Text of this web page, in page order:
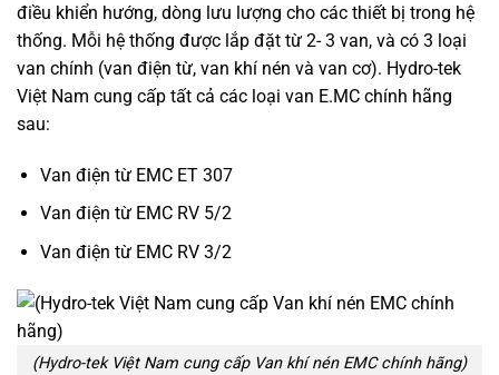
điều khiển hướng, dòng lưu lượng cho các thiết bị trong hệ
thống. Mỗi hệ thống được lắp đặt từ 2- 3 van, và có 3 loại
van chính (van điện từ, van khí nén và van cơ). Hydro-tek
Việt Nam cung cấp tất cả các loại van E.MC chính hãng
sau:
Van điện từ EMC ET 307
Van điện từ EMC RV 5/2
Van điện từ EMC RV 3/2
(Hydro-tek Việt Nam cung cấp Van khí nén EMC chính hãng)